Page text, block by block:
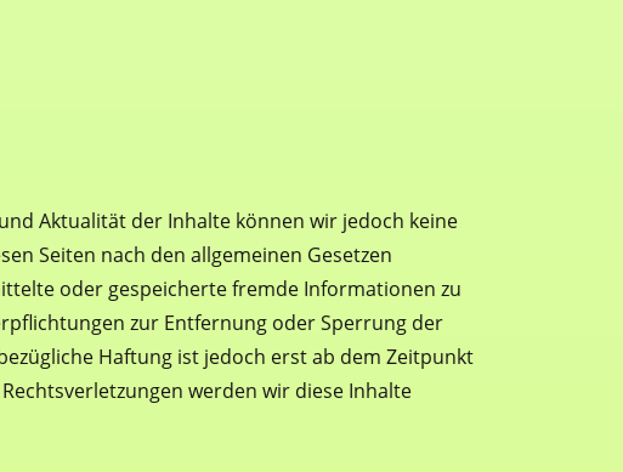
Aktualität der Inhalte können wir jedoch keine
Seiten nach den allgemeinen Gesetzen
oder gespeicherte fremde Informationen zu
zur Entfernung oder Sperrung der
Haftung ist jedoch erst ab dem Zeitpunkt
werden wir diese Inhalte